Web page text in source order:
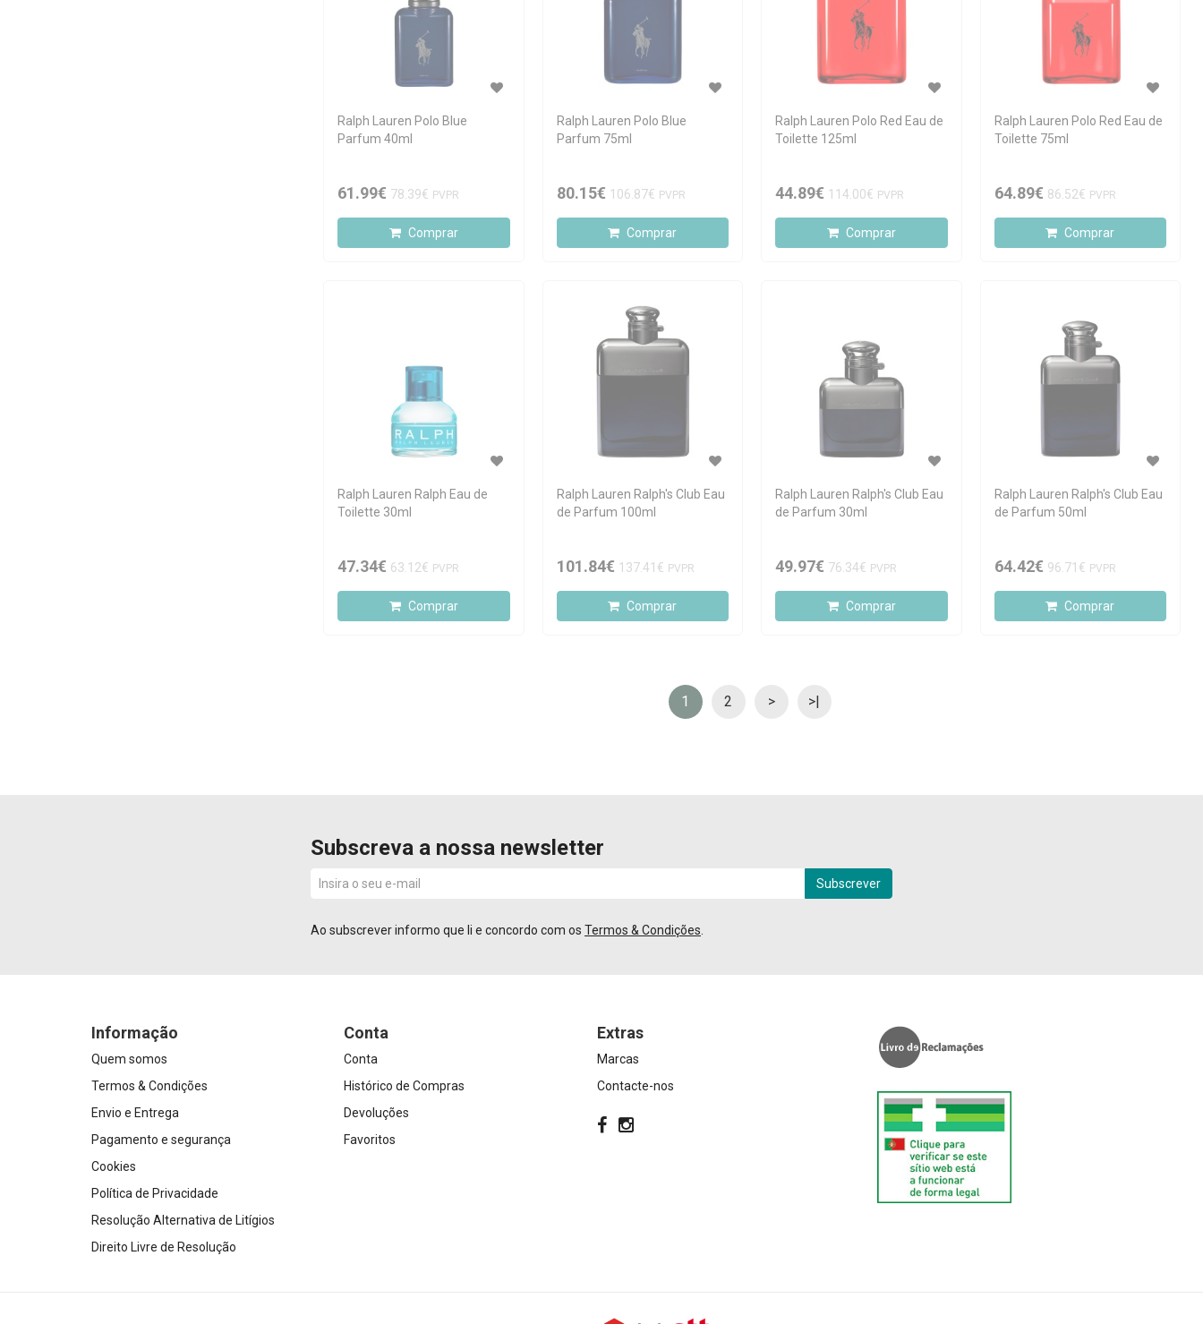
Ralph Lauren Polo Blue
Parfum 40ml
61.99€ 78.39€ PVPR
Comprar
Ralph Lauren Polo Blue
Parfum 75ml
80.15€ 106.87€ PVPR
Comprar
Ralph Lauren Polo Red Eau de
Toilette 125ml
44.89€ 114.00€ PVPR
Comprar
Ralph Lauren Polo Red Eau de
Toilette 75ml
64.89€ 86.52€ PVPR
Comprar
Ralph Lauren Ralph Eau de
Toilette 30ml
47.34€ 63.12€ PVPR
Comprar
Ralph Lauren Ralph's Club Eau
de Parfum 100ml
101.84€ 137.41€ PVPR
Comprar
Ralph Lauren Ralph's Club Eau
de Parfum 30ml
49.97€ 76.34€ PVPR
Comprar
Ralph Lauren Ralph's Club Eau
de Parfum 50ml
64.42€ 96.71€ PVPR
Comprar
1 2 > >|
Subscreva a nossa newsletter
Subscrever
Ao subscrever informo que li e concordo com os Termos & Condições
Informação
Quem somos
Termos & Condições
Envio e Entrega
Pagamento e segurança
Cookies
Política de Privacidade
Resolução Alternativa de Litígios
Direito Livre de Resolução
Conta
Conta
Histórico de Compras
Devoluções
Favoritos
Extras
Marcas
Contacte-nos